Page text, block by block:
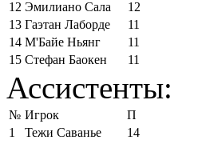
12 Эмилиано Сала
12
13 Гаэтан Лаборде
11
14 М'Байе Ньянг
11
15 Стефан Баокен 11
Ассистенты:
№ Игрок
П
1
Тежи Саванье
14